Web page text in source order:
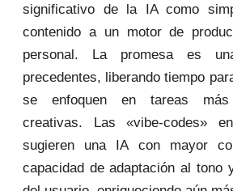
significativo de la IA como
contenido a un motor de
personal. La promesa es
precedentes, liberando tiempo
se enfoquen en tareas
creativas. Las «vibe-codes»
sugieren una IA con mayor
capacidad de adaptación al tono